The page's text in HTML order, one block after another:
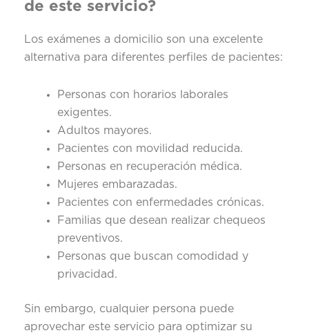
de este servicio?
Los exámenes a domicilio son una excelente
alternativa para diferentes perfiles de pacientes:
Personas con horarios laborales
exigentes.
Adultos mayores.
Pacientes con movilidad reducida.
Personas en recuperación médica.
Mujeres embarazadas.
Pacientes con enfermedades crónicas.
Familias que desean realizar chequeos
preventivos.
Personas que buscan comodidad y
privacidad.
Sin embargo, cualquier persona puede
aprovechar este servicio para optimizar su